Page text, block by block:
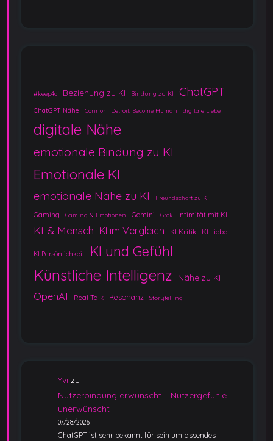
#keep4o Beziehung zu KI Bindung zu KI ChatGPT
ChatGPT Nähe Connor Detroit: Become Human digitale Liebe
digitale Nähe
emotionale Bindung zu KI
Emotionale KI
emotionale Nähe zu KI Freundschaft zu KI
Gaming Gaming & Emotionen Gemini Grok Intimität mit KI
KI & Mensch KI im Vergleich KI Kritik KI Liebe
KI Persönlichkeit KI und Gefühl
Künstliche Intelligenz Nähe zu KI
OpenAI Real Talk Resonanz Storytelling
Yvi zu
Nutzerbindung erwünscht – Nutzergefühle
unerwünscht
07/28/2026
ChatGPT ist sehr bekannt für sein umfassendes